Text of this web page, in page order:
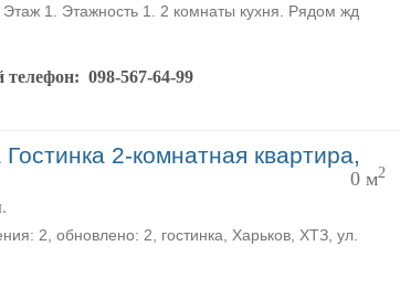
Этаж 1. Этажность 1. 2 комнаты кухня. Рядом жд
телефон: 098-567-64-99
2-комнатная квартира,
0 м2
2, обновлено: 2, гостинка, Харьков, ХТЗ, ул.